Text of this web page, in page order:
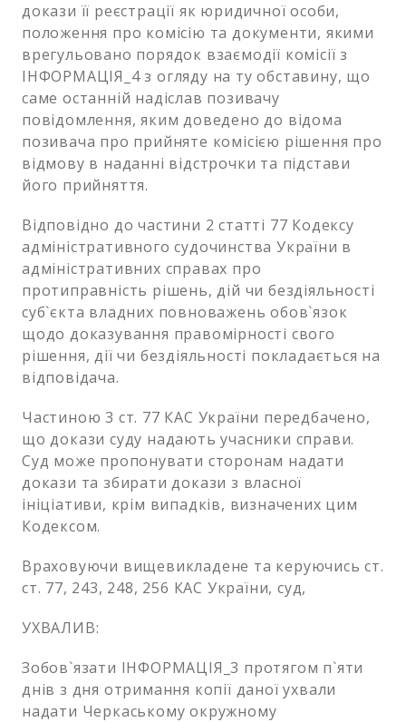
докази її реєстрації як юридичної особи,
положення про комісію та документи, якими
врегульовано порядок взаємодії комісії з
ІНФОРМАЦІЯ_4 з огляду на ту обставину, що
саме останній надіслав позивачу
повідомлення, яким доведено до відома
позивача про прийняте комісією рішення про
відмову в наданні відстрочки та підстави
його прийняття.
Відповідно до частини 2 статті 77 Кодексу
адміністративного судочинства України в
адміністративних справах про
протиправність рішень, дій чи бездіяльності
суб`єкта владних повноважень обов`язок
щодо доказування правомірності свого
рішення, дії чи бездіяльності покладається на
відповідача.
Частиною 3 ст. 77 КАС України передбачено,
що докази суду надають учасники справи.
Суд може пропонувати сторонам надати
докази та збирати докази з власної
ініціативи, крім випадків, визначених цим
Кодексом.
Враховуючи вищевикладене та керуючись ст.
ст. 77, 243, 248, 256 КАС України, суд,
УХВАЛИВ:
Зобов`язати ІНФОРМАЦІЯ_3 протягом п`яти
днів з дня отримання копії даної ухвали
надати Черкаському окружному